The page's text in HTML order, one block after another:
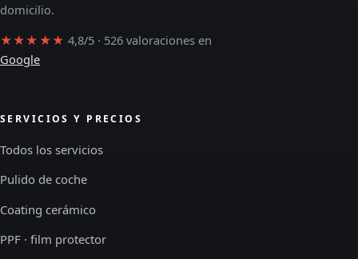
domicilio.
★★★★★ 4,8/5 · 526 valoraciones en
Google
SERVICIOS Y PRECIOS
Todos los servicios
Pulido de coche
Coating cerámico
PPF · film protector